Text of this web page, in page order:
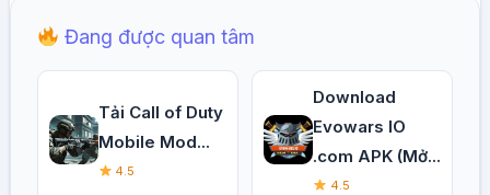
Đang được quan tâm
Tải Call of Duty
Mobile Mod...
4.5
Download
Evowars IO
.com APK (Mở...
4.5